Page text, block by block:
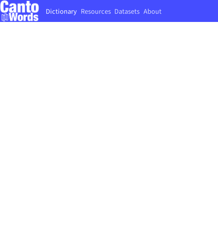
Dictionary Resources Datasets About